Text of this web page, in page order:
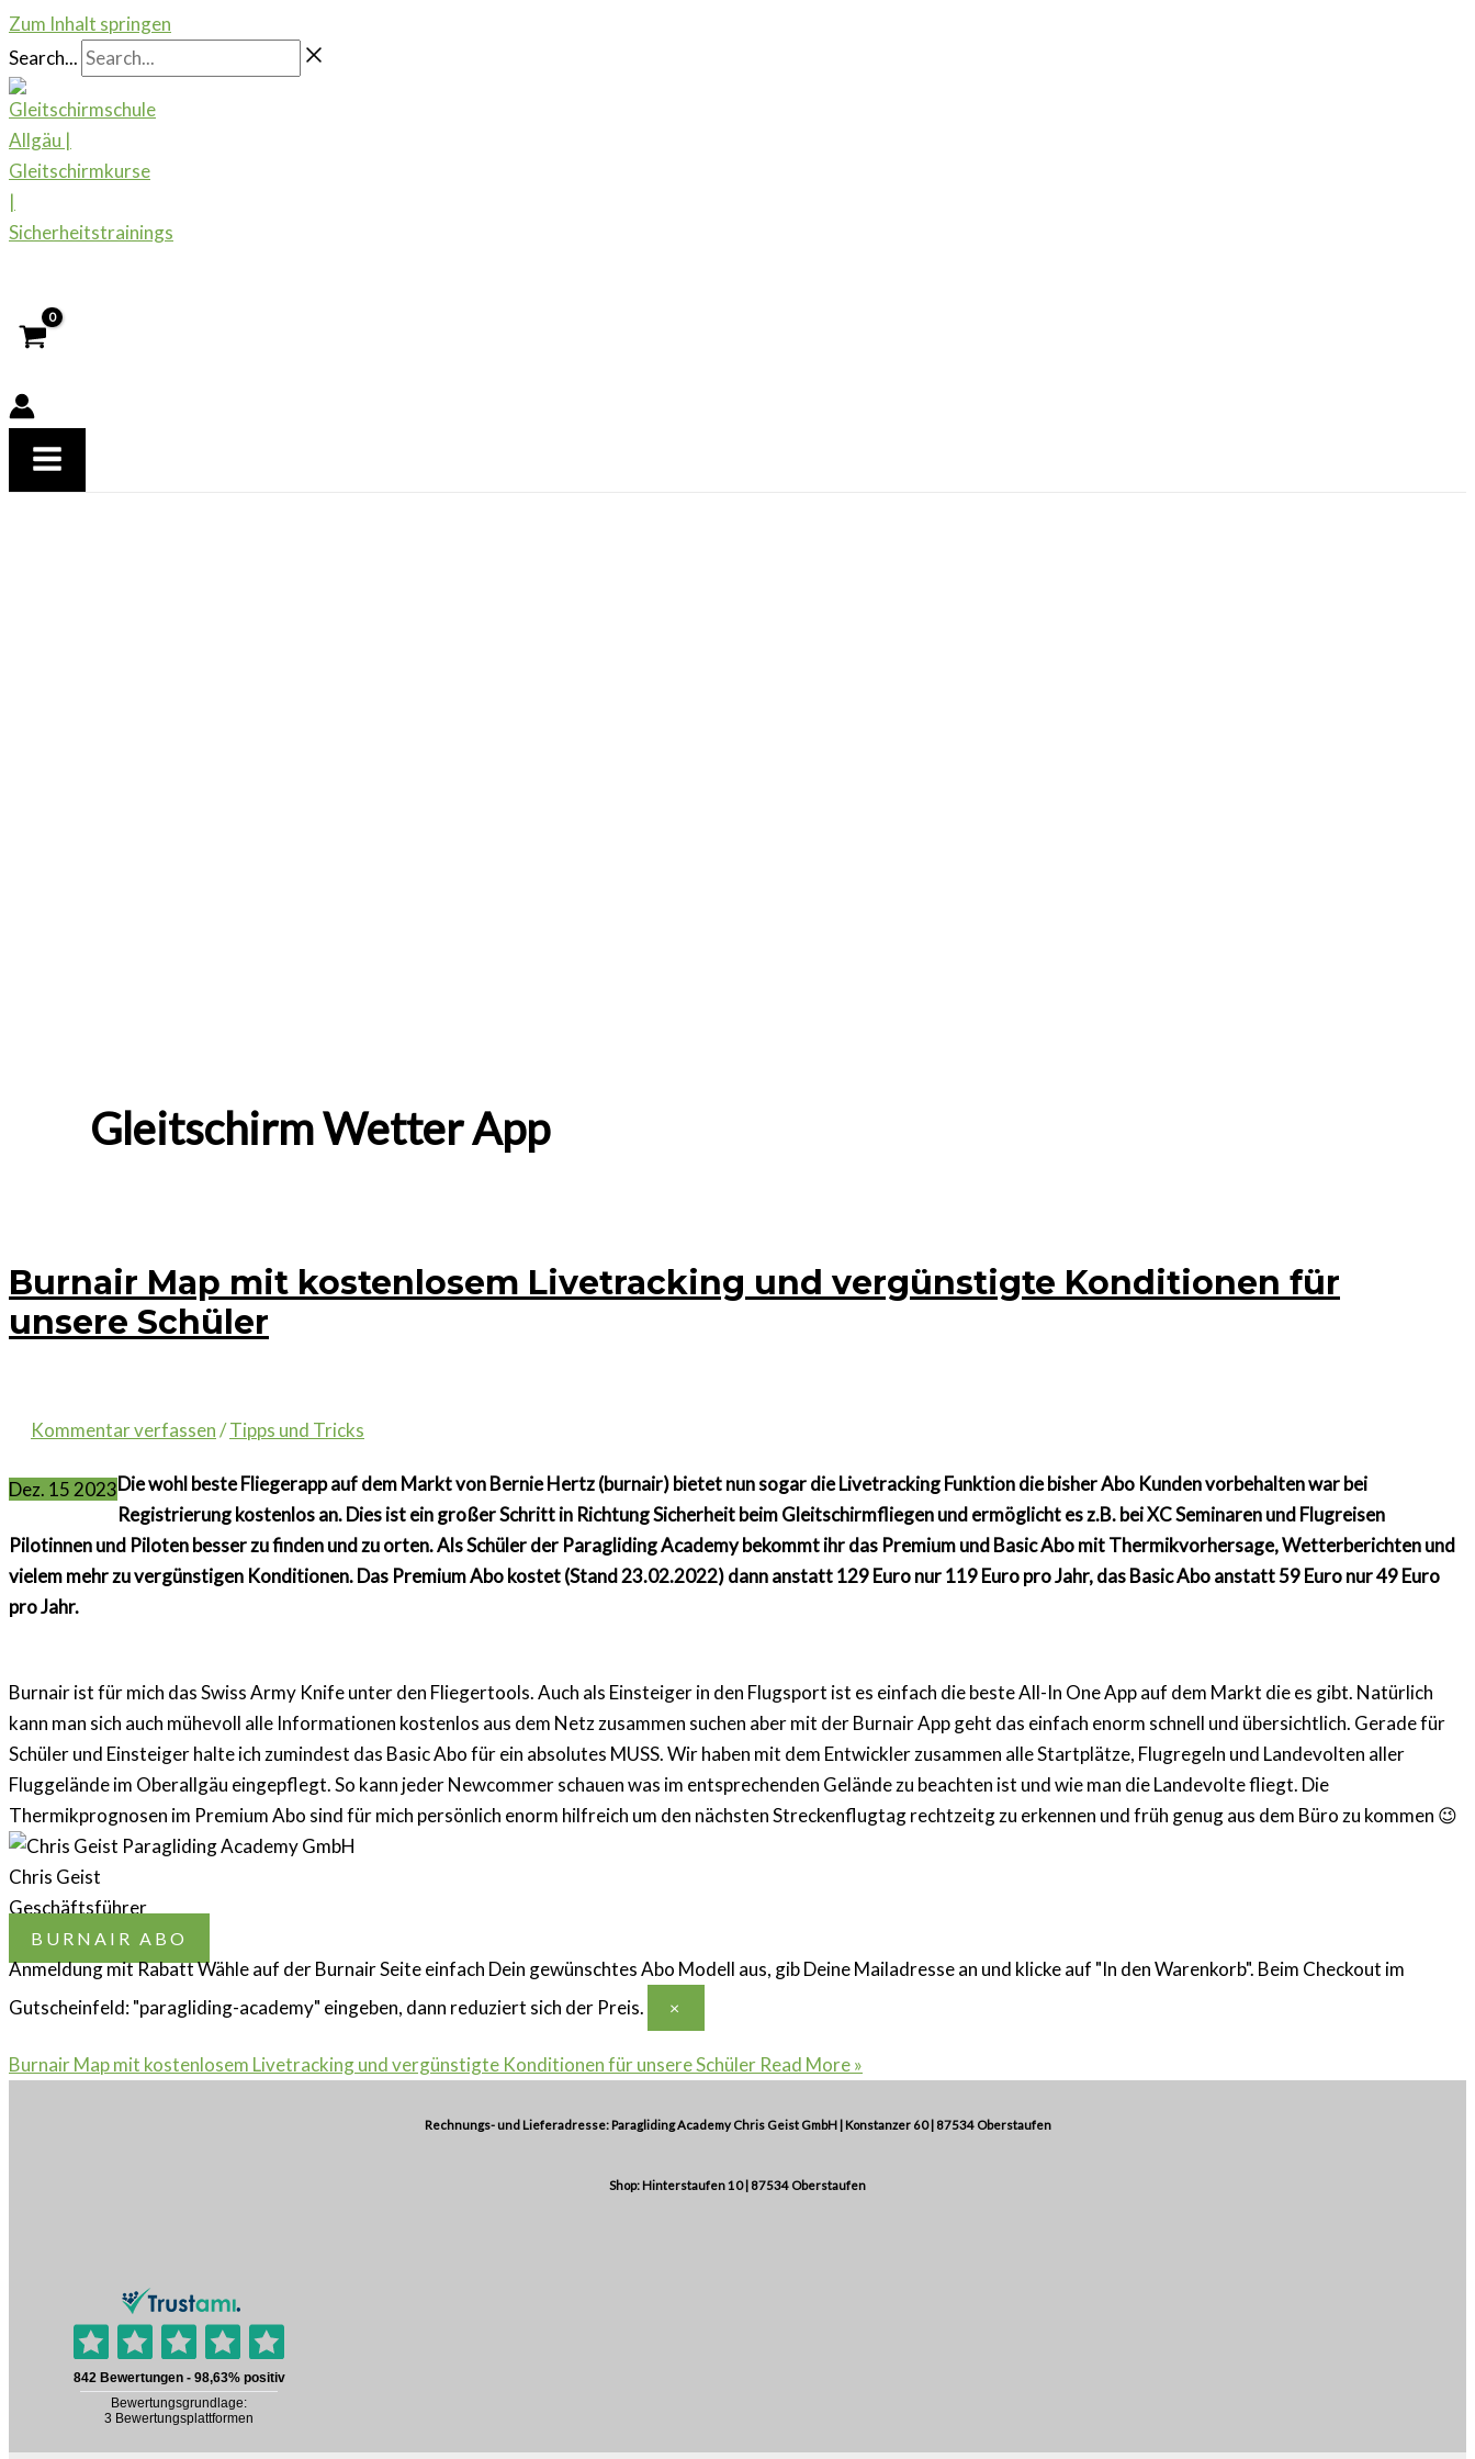
Zum Inhalt springen
Search...
Gleitschirm Wetter App
Burnair Map mit kostenlosem Livetracking und vergünstigte Konditionen für
unsere Schüler
Kommentar verfassen/Tipps und Tricks
Dez. 152023Die wohl beste Fliegerapp auf dem Markt von Bernie Hertz (burnair) bietet nun sogar die Livetracking Funktion die bisher Abo Kunden vorbehalten war bei
Registrierung kostenlos an. Dies ist ein großer Schritt in Richtung Sicherheit beim Gleitschirmfliegen und ermöglicht es z.B. bei XC Seminaren und Flugreisen
Pilotinnen und Piloten besser zu finden und zu orten. Als Schüler der Paragliding Academy bekommt ihr das Premium und Basic Abo mit Thermikvorhersage, Wetterberichten und
vielem mehr zu vergünstigen Konditionen. Das Premium Abo kostet (Stand 23.02.2022) dann anstatt 129 Euro nur 119 Euro pro Jahr, das Basic Abo anstatt 59 Euro nur 49 Euro
pro Jahr.
Burnair ist für mich das Swiss Army Knife unter den Fliegertools. Auch als Einsteiger in den Flugsport ist es einfach die beste All-In One App auf dem Markt die es gibt. Natürlich
kann man sich auch mühevoll alle Informationen kostenlos aus dem Netz zusammen suchen aber mit der Burnair App geht das einfach enorm schnell und übersichtlich. Gerade für
Schüler und Einsteiger halte ich zumindest das Basic Abo für ein absolutes MUSS. Wir haben mit dem Entwickler zusammen alle Startplätze, Flugregeln und Landevolten aller
Fluggelände im Oberallgäu eingepflegt. So kann jeder Newcommer schauen was im entsprechenden Gelände zu beachten ist und wie man die Landevolte fliegt. Die
Thermikprognosen im Premium Abo sind für mich persönlich enorm hilfreich um den nächsten Streckenflugtag rechtzeitg zu erkennen und früh genug aus dem Büro zu kommen 😉
Chris Geist
Geschäftsführer
BURNAIR ABO
Anmeldung mit RabattWähle auf der Burnair Seite einfach Dein gewünschtes Abo Modell aus, gib Deine Mailadresse an und klicke auf "In den Warenkorb". Beim Checkout im
Gutscheinfeld: "paragliding-academy" eingeben, dann reduziert sich der Preis.
×
Burnair Map mit kostenlosem Livetracking und vergünstigte Konditionen für unsere Schüler Read More »
Rechnungs- und Lieferadresse: Paragliding Academy Chris Geist GmbH | Konstanzer 60 | 87534 Oberstaufen
Shop: Hinterstaufen 10 | 87534 Oberstaufen